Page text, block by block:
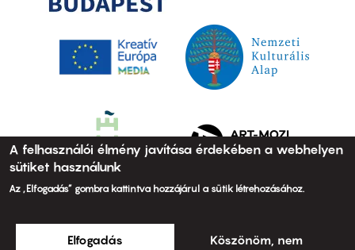
A felhasználói élmény javítása érdekében a webhelyen
sütiket használunk
Az „Elfogadás” gombra kattintva hozzájárul a sütik létrehozásához.
Elfogadás Köszönöm, nem